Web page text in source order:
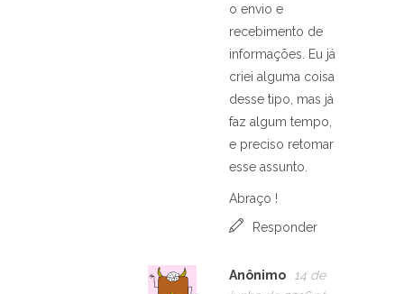
o envio e
recebimento de
informações. Eu já
criei alguma coisa
desse tipo, mas já
faz algum tempo,
e preciso retomar
esse assunto.
Abraço !
Responder
Anônimo
14 de